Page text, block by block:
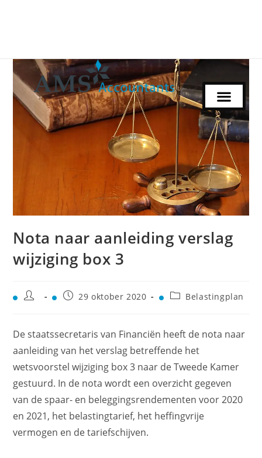
Nota naar aanleiding verslag
wijziging box 3
29 oktober 2020 Belastingplan
De staatssecretaris van Financiën heeft de nota naar
aanleiding van het verslag betreffende het
wetsvoorstel wijziging box 3 naar de Tweede Kamer
gestuurd. In de nota wordt een overzicht gegeven
van de spaar- en beleggingsrendementen voor 2020
en 2021, het belastingtarief, het heffingvrije
vermogen en de tariefschijven.